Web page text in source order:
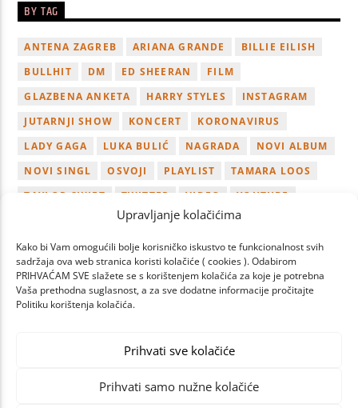
Upravljanje kolačićima
Kako bi Vam omogućili bolje korisničko iskustvo te funkcionalnost svih
sadržaja ova web stranica koristi kolačiće ( cookies ). Odabirom
PRIHVAĆAM SVE slažete se s korištenjem kolačića za koje je potrebna
Vaša prethodna suglasnost, a za sve dodatne informacije pročitajte
Politiku korištenja kolačića.
Prihvati sve kolačiće
Prihvati samo nužne kolačiće
BY TAG
ANTENA ZAGREB ARIANA GRANDE
BILLIE EILISH
BULLHIT
DM ED SHEERAN
FILM
GLAZBENA ANKETA
HARRY STYLES
INSTAGRAM
JUTARNJI SHOW
KONCERT
KORONAVIRUS
LADY GAGA
LUKA BULIĆ NAGRADA
NOVI ALBUM
NOVI SINGL
OSVOJI PLAYLIST
TAMARA LOOS
TAYLOR SWIFT
TWITTER VIDEO
YOUTUBE